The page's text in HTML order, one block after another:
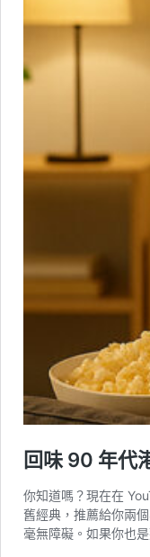
回味 90 年代
你知道嗎？現在在
舊經典，推薦給你兩
毫無障礙。如果你也